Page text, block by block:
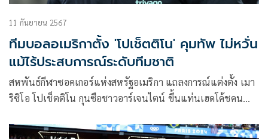
11 กันยายน 2567
ทีมบอลอเมริกาตั้ง 'โปเช็ตติโน' คุมทัพ ไม่หวั่น
แม้ไร้ประสบการณ์ระดับทีมชาติ
สหพันธ์กีฬาซอคเกอร์แห่งสหรัฐอเมริกา แถลงการณ์แต่งตั้ง เมา
ริซิโอ โปเช็ตติโน กุนซือชาวอาร์เจนไตน์ ขึ้นแท่นเฮดโค้ชคน
สัญญาเบื้องต้นถึงปี 2026